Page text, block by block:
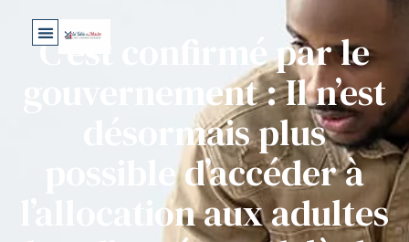
C’est confirmé par le
gouvernement : Il n’est
désormais plus
possible d’accéder à
l’allocation aux adultes